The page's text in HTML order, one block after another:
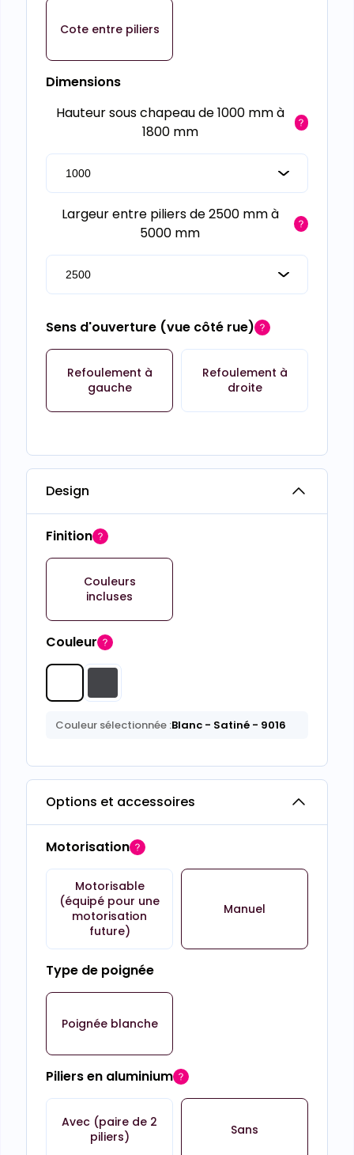
Cote entre piliers
Dimensions
Hauteur sous chapeau de 1000 mm à
1800 mm
Largeur entre piliers de 2500 mm à
5000 mm
Sens d'ouverture (vue côté rue)
Refoulement à
gauche
Refoulement à
droite
Design
Finition
Couleurs
incluses
Couleur
Couleur sélectionnée :Blanc - Satiné - 9016
Options et accessoires
Motorisation
Motorisable
(équipé pour une
motorisation
future)
Manuel
Type de poignée
Poignée blanche
Piliers en aluminium
Avec (paire de 2
piliers)
Sans